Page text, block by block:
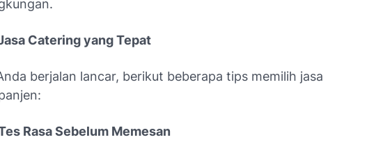
Catering yang Tepat
berjalan lancar, berikut beberapa tips memilih jasa
Rasa Sebelum Memesan